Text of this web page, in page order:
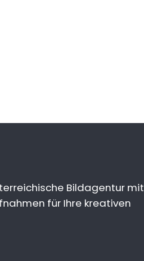
Bildagentur mit
für Ihre kreativen